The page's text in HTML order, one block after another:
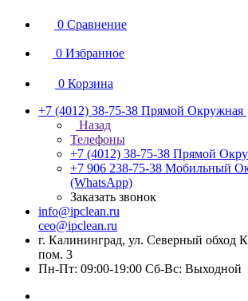
0 Сравнение
0 Избранное
0 Корзина
+7 (4012) 38-75-38 Прямой Окружная
Назад
Телефоны
+7 (4012) 38-75-38 Прямой
+7 906 238-75-38 Мобильный
(WhatsApp)
Заказать звонок
info@ipclean.ru
ceo@ipclean.ru
г. Калининград, ул. Северный обход
пом. 3
Пн-Пт: 09:00-19:00 Сб-Вс: Выходной